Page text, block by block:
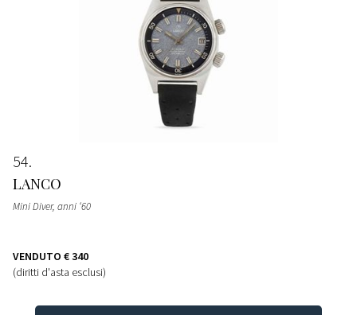
54
LANCO
Mini Diver, anni ‘60
VENDUTO € 340
(diritti d'asta esclusi)